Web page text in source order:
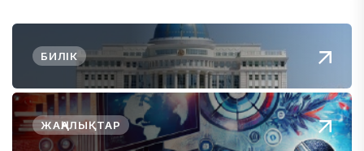
БИЛІК
ЖАҢАЛЫҚТАР